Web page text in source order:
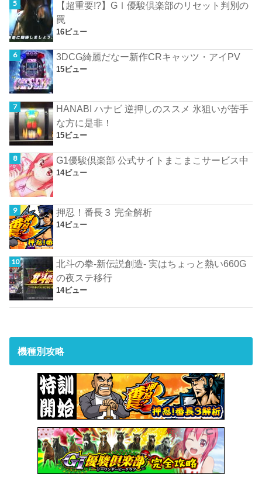
【超重要!?】GⅠ優駿倶楽部のリセット判別の
罠
16ビュー
3DCG綺麗だなー新作CRキャッツ・アイPV
15ビュー
HANABI ハナビ 逆押しのススメ 氷狙いが苦手
な方に是非！
15ビュー
G1優駿倶楽部 公式サイトまこまこサービス中
14ビュー
押忍！番長３ 完全解析
14ビュー
北斗の拳-新伝説創造- 実はちょっと熱い660G
の夜ステ移行
14ビュー
機種別攻略